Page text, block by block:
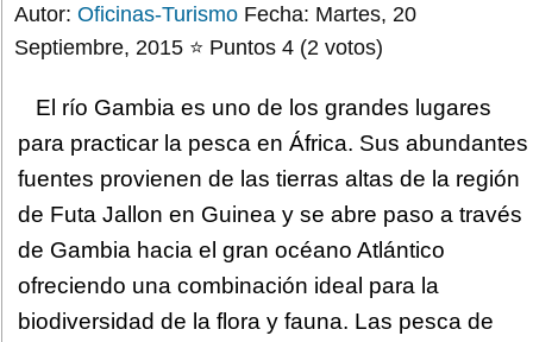
Autor: Oficinas-Turismo Fecha: Martes, 20
Septiembre, 2015 ⭐ Puntos 4 (2 votos)
El río Gambia es uno de los grandes lugares
para practicar la pesca en África. Sus abundantes
fuentes provienen de las tierras altas de la región
de Futa Jallon en Guinea y se abre paso a través
de Gambia hacia el gran océano Atlántico
ofreciendo una combinación ideal para la
biodiversidad de la flora y fauna. Las pesca de